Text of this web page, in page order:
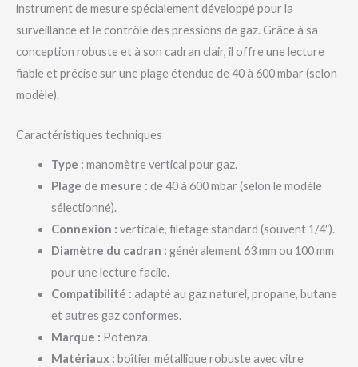
instrument de mesure spécialement développé pour la
surveillance et le contrôle des pressions de gaz. Grâce à sa
conception robuste et à son cadran clair, il offre une lecture
fiable et précise sur une plage étendue de 40 à 600 mbar (selon
modèle).
Caractéristiques techniques
Type : manomètre vertical pour gaz.
Plage de mesure : de 40 à 600 mbar (selon le modèle
sélectionné).
Connexion : verticale, filetage standard (souvent 1/4″).
Diamètre du cadran : généralement 63 mm ou 100 mm
pour une lecture facile.
Compatibilité : adapté au gaz naturel, propane, butane
et autres gaz conformes.
Marque : Potenza.
Matériaux : boîtier métallique robuste avec vitre